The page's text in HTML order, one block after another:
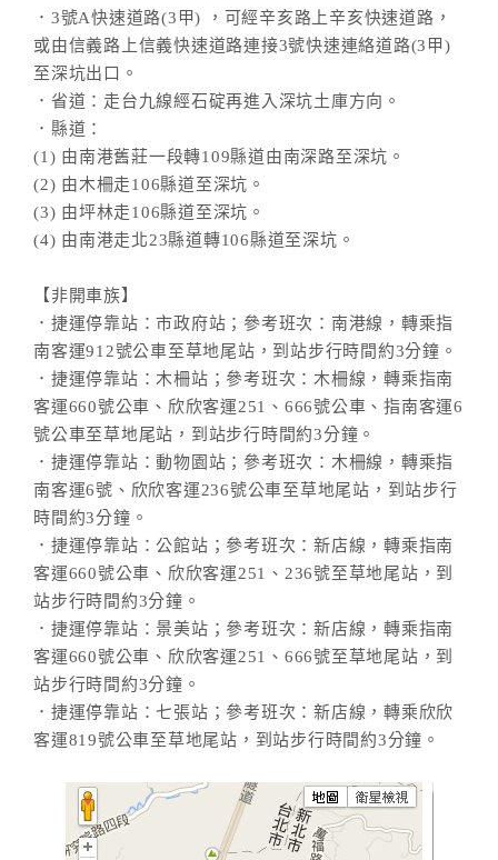
．3號A快速道路(3甲) ，可經辛亥路上辛亥快速道路，
或由信義路上信義快速道路連接3號快速連絡道路(3甲)
至深坑出口。
．省道：走台九線經石碇再進入深坑土庫方向。
．縣道：
(1) 由南港舊莊一段轉109縣道由南深路至深坑。
(2) 由木柵走106縣道至深坑。
(3) 由坪林走106縣道至深坑。
(4) 由南港走北23縣道轉106縣道至深坑。
【非開車族】
．捷運停靠站：市政府站；參考班次：南港線，轉乘指
南客運912號公車至草地尾站，到站步行時間約3分鐘。
．捷運停靠站：木柵站；參考班次：木柵線，轉乘指南
客運660號公車、欣欣客運251、666號公車、指南客運6
號公車至草地尾站，到站步行時間約3分鐘。
．捷運停靠站：動物園站；參考班次：木柵線，轉乘指
南客運6號、欣欣客運236號公車至草地尾站，到站步行
時間約3分鐘。
．捷運停靠站：公館站；參考班次：新店線，轉乘指南
客運660號公車、欣欣客運251、236號至草地尾站，到
站步行時間約3分鐘。
．捷運停靠站：景美站；參考班次：新店線，轉乘指南
客運660號公車、欣欣客運251、666號至草地尾站，到
站步行時間約3分鐘。
．捷運停靠站：七張站；參考班次：新店線，轉乘欣欣
客運819號公車至草地尾站，到站步行時間約3分鐘。